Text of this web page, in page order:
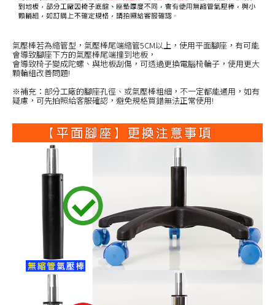
氣壓棒若為縮管型，氣壓棒尾端縮管5CM以上，使用平面腳座，有可能
會導致腳座下方的氣壓棒尾端撞到地板，
會導致椅子變成陀螺、與地板刮傷，可透過更換電腦椅輪子，使用更大
顆輪組改善問題!
※補充：部分工廠的腳座孔徑、或氣壓棒粗細，不一定都能通用，如有
疑慮，可先拍照給客服確認，避免規格買錯無法正常使用!